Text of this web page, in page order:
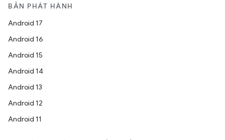
BẢN PHÁT HÀNH
Android 17
Android 16
Android 15
Android 14
Android 13
Android 12
Android 11